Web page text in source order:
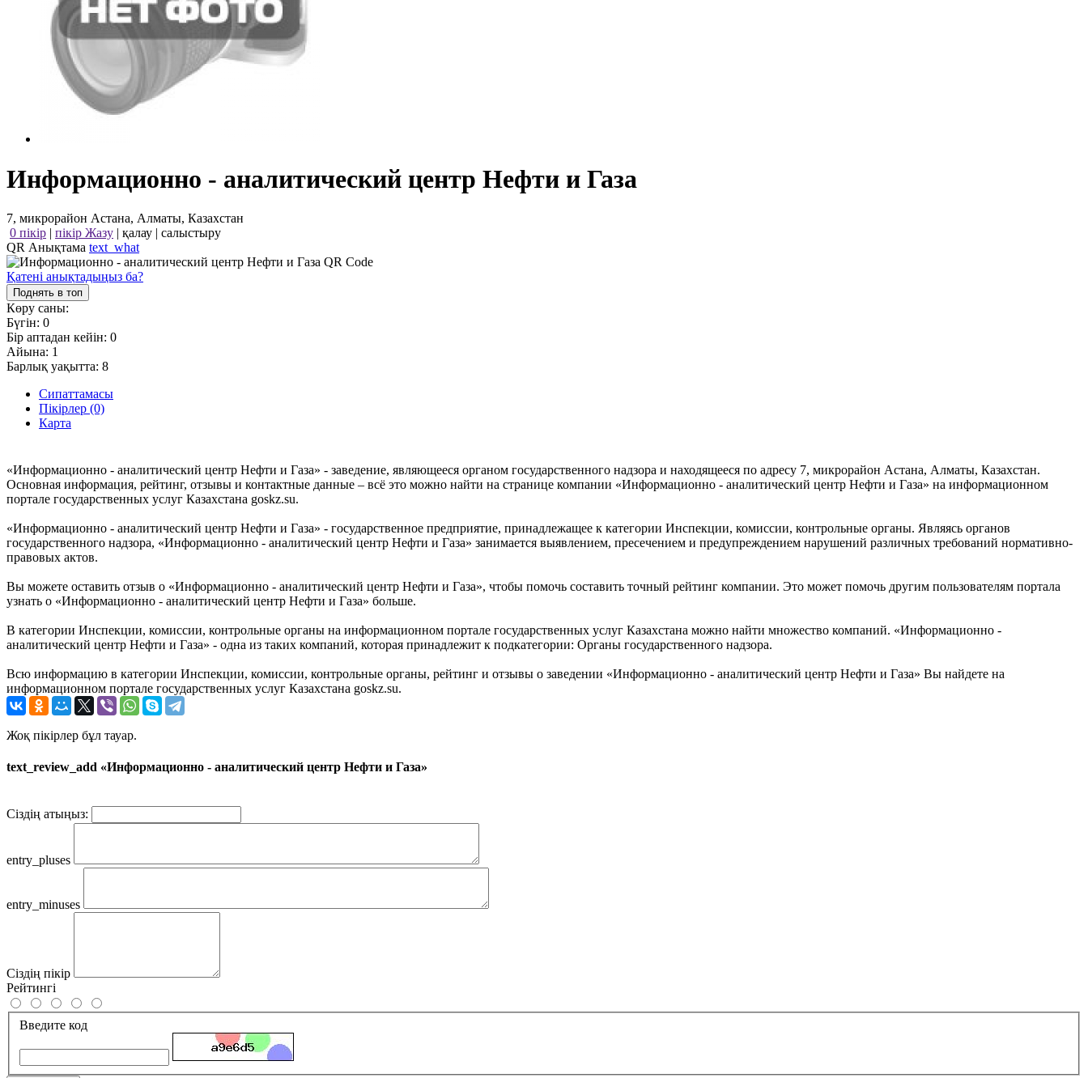
Информационно - аналитический центр Нефти и Газа
7, микрорайон Астана, Алматы, Казахстан
0 пікір | пікір Жазу | қалау | салыстыру
QR Анықтама text_what
Қатені анықтадыңыз ба?
Поднять в топ
Көру саны:
Бүгін: 0
Бір аптадан кейін: 0
Айына: 1
Барлық уақытта: 8
Сипаттамасы
Пікірлер (0)
Карта
«Информационно - аналитический центр Нефти и Газа» - заведение, являющееся органом государственного надзора и находящееся по адресу 7, микрорайон Астана, Алматы, Казахстан.
Основная информация, рейтинг, отзывы и контактные данные – всё это можно найти на странице компании «Информационно - аналитический центр Нефти и Газа» на информационном
портале государственных услуг Казахстана goskz.su.
«Информационно - аналитический центр Нефти и Газа» - государственное предприятие, принадлежащее к категории Инспекции, комиссии, контрольные органы. Являясь органов
государственного надзора, «Информационно - аналитический центр Нефти и Газа» занимается выявлением, пресечением и предупреждением нарушений различных требований нормативно-
правовых актов.
Вы можете оставить отзыв о «Информационно - аналитический центр Нефти и Газа», чтобы помочь составить точный рейтинг компании. Это может помочь другим пользователям портала
узнать о «Информационно - аналитический центр Нефти и Газа» больше.
В категории Инспекции, комиссии, контрольные органы на информационном портале государственных услуг Казахстана можно найти множество компаний. «Информационно -
аналитический центр Нефти и Газа» - одна из таких компаний, которая принадлежит к подкатегории: Органы государственного надзора.
Всю информацию в категории Инспекции, комиссии, контрольные органы, рейтинг и отзывы о заведении «Информационно - аналитический центр Нефти и Газа» Вы найдете на
информационном портале государственных услуг Казахстана goskz.su.
Жоқ пікірлер бұл тауар.
text_review_add «Информационно - аналитический центр Нефти и Газа»
Сіздің атыңыз:
entry_pluses
entry_minuses
Сіздің пікір
Рейтингі
Введите код